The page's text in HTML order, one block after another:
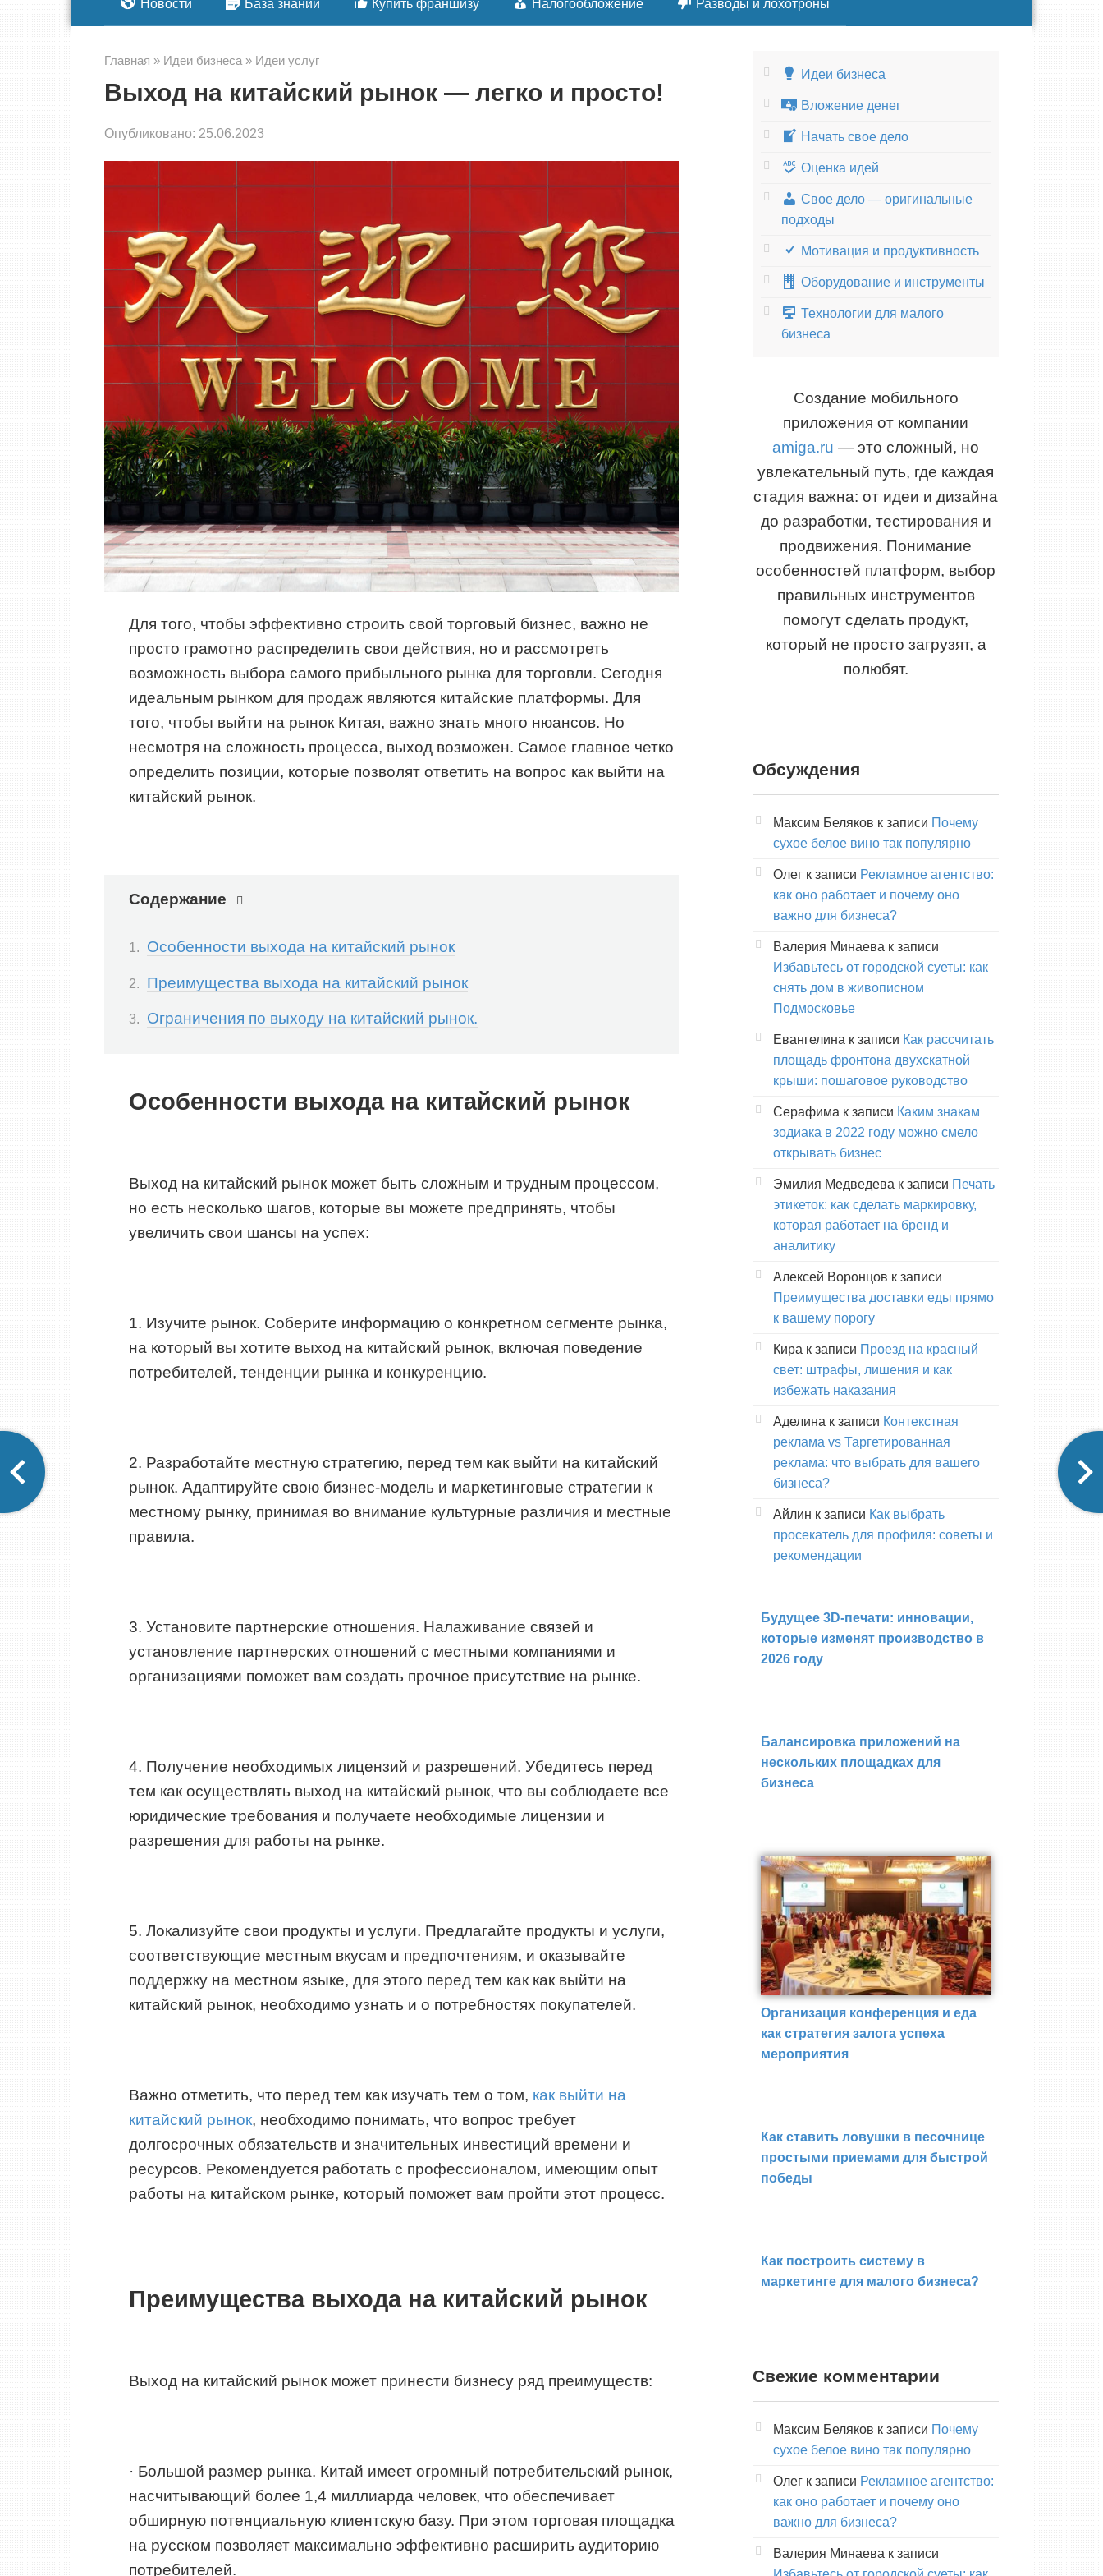
Новости База знаний Купить франшизу Налогообложение Разводы и лохотроны
Главная » Идеи бизнеса » Идеи услуг
Выход на китайский рынок — легко и просто!
Опубликовано: 25.06.2023
Для того, чтобы эффективно строить свой торговый бизнес, важно не
просто грамотно распределить свои действия, но и рассмотреть
возможность выбора самого прибыльного рынка для торговли. Сегодня
идеальным рынком для продаж являются китайские платформы. Для
того, чтобы выйти на рынок Китая, важно знать много нюансов. Но
несмотря на сложность процесса, выход возможен. Самое главное четко
определить позиции, которые позволят ответить на вопрос как выйти на
китайский рынок.
Содержание
Особенности выхода на китайский рынок
Преимущества выхода на китайский рынок
Ограничения по выходу на китайский рынок.
Особенности выхода на китайский рынок
Выход на китайский рынок может быть сложным и трудным процессом,
но есть несколько шагов, которые вы можете предпринять, чтобы
увеличить свои шансы на успех:
1. Изучите рынок. Соберите информацию о конкретном сегменте рынка,
на который вы хотите выход на китайский рынок, включая поведение
потребителей, тенденции рынка и конкуренцию.
2. Разработайте местную стратегию, перед тем как выйти на китайский
рынок. Адаптируйте свою бизнес-модель и маркетинговые стратегии к
местному рынку, принимая во внимание культурные различия и местные
правила.
3. Установите партнерские отношения. Налаживание связей и
установление партнерских отношений с местными компаниями и
организациями поможет вам создать прочное присутствие на рынке.
4. Получение необходимых лицензий и разрешений. Убедитесь перед
тем как осуществлять выход на китайский рынок, что вы соблюдаете все
юридические требования и получаете необходимые лицензии и
разрешения для работы на рынке.
5. Локализуйте свои продукты и услуги. Предлагайте продукты и услуги,
соответствующие местным вкусам и предпочтениям, и оказывайте
поддержку на местном языке, для этого перед тем как как выйти на
китайский рынок, необходимо узнать и о потребностях покупателей.
Важно отметить, что перед тем как изучать тем о том, как выйти на
китайский рынок, необходимо понимать, что вопрос требует
долгосрочных обязательств и значительных инвестиций времени и
ресурсов. Рекомендуется работать с профессионалом, имеющим опыт
работы на китайском рынке, который поможет вам пройти этот процесс.
Преимущества выхода на китайский рынок
Выход на китайский рынок может принести бизнесу ряд преимуществ:
· Большой размер рынка. Китай имеет огромный потребительский рынок,
насчитывающий более 1,4 миллиарда человек, что обеспечивает
обширную потенциальную клиентскую базу. При этом торговая площадка
на русском позволяет максимально эффективно расширить аудиторию
потребителей.
Идеи бизнеса
Вложение денег
Начать свое дело
Оценка идей
Свое дело — оригинальные
подходы
Мотивация и продуктивность
Оборудование и инструменты
Технологии для малого
бизнеса
Создание мобильного
приложения от компании
amiga.ru — это сложный, но
увлекательный путь, где каждая
стадия важна: от идеи и дизайна
до разработки, тестирования и
продвижения. Понимание
особенностей платформ, выбор
правильных инструментов
помогут сделать продукт,
который не просто загрузят, а
полюбят.
Обсуждения
Максим Беляков к записи Почему
сухое белое вино так популярно
Олег к записи Рекламное агентство:
как оно работает и почему оно
важно для бизнеса?
Валерия Минаева к записи
Избавьтесь от городской суеты: как
снять дом в живописном
Подмосковье
Евангелина к записи Как рассчитать
площадь фронтона двухскатной
крыши: пошаговое руководство
Серафима к записи Каким знакам
зодиака в 2022 году можно смело
открывать бизнес
Эмилия Медведева к записи Печать
этикеток: как сделать маркировку,
которая работает на бренд и
аналитику
Алексей Воронцов к записи
Преимущества доставки еды прямо
к вашему порогу
Кира к записи Проезд на красный
свет: штрафы, лишения и как
избежать наказания
Аделина к записи Контекстная
реклама vs Таргетированная
реклама: что выбрать для вашего
бизнеса?
Айлин к записи Как выбрать
просекатель для профиля: советы и
рекомендации
Будущее 3D-печати: инновации,
которые изменят производство в
2026 году
Балансировка приложений на
нескольких площадках для
бизнеса
Организация конференция и еда
как стратегия залога успеха
мероприятия
Как ставить ловушки в песочнице
простыми приемами для быстрой
победы
Как построить систему в
маркетинге для малого бизнеса?
Свежие комментарии
Максим Беляков к записи Почему
сухое белое вино так популярно
Олег к записи Рекламное агентство:
как оно работает и почему оно
важно для бизнеса?
Валерия Минаева к записи